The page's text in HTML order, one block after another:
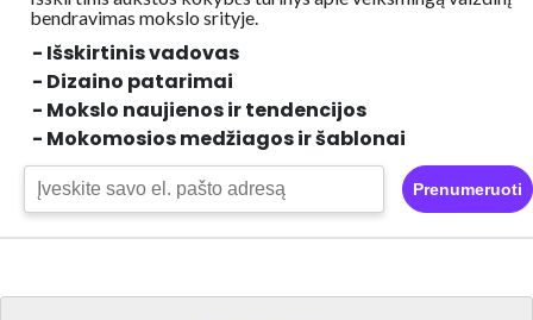
bendravimas mokslo srityje.
- Išskirtinis vadovas
- Dizaino patarimai
- Mokslo naujienos ir tendencijos
- Mokomosios medžiagos ir šablonai
Prenumeruoti